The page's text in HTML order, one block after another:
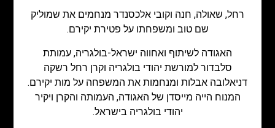
רחל, שאולה, חנה וקובי אלכסנדר מנחמים את שמוליק
שם טוב ומשפחתו על פטירת יקירם.
האגודה לשיתוף ואחווה ישראל-בולגריה, עמותת
סלבדור למורשת יהודי בולגריה וקרן רחל רשקה
דניאלובה אבלות ומנחמות את המשפחה על מות יקירם.
המנוח הייה מייסדן של האגודה, העמותה והקרן ויקיר
יהודי בולגריה בישראל.